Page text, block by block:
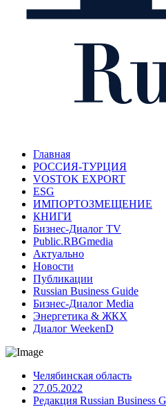
Главная
РОССИЯ-ТУРЦИЯ
VOSTOK EXPORT
ESG
ИМПОРТОЗМЕЩЕНИЕ
КНИГИ
Бизнес-Диалог TV
Public.RBGmedia
Актуально
Новости
Публикации
Russian Business Guide
Бизнес-Диалог Media
Энергетика & ЖКХ
Диалог WeekenD
Челябинская область
27.05.2022
Редакция Russian Business